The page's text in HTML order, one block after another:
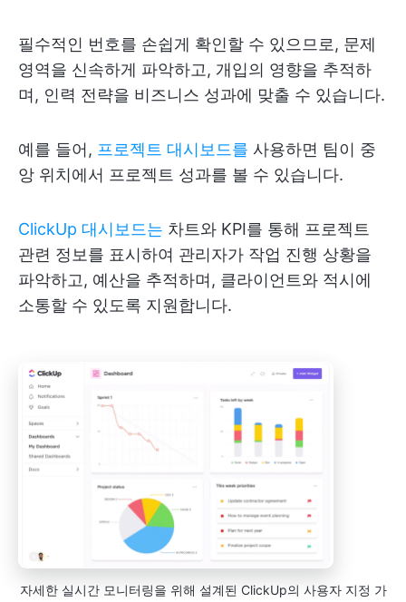
필수적인 번호를 손쉽게 확인할 수 있으므로, 문제
영역을 신속하게 파악하고, 개입의 영향을 추적하
며, 인력 전략을 비즈니스 성과에 맞출 수 있습니다.
예를 들어, 프로젝트 대시보드를 사용하면 팀이 중
앙 위치에서 프로젝트 성과를 볼 수 있습니다.
ClickUp 대시보드는 차트와 KPI를 통해 프로젝트
관련 정보를 표시하여 관리자가 작업 진행 상황을
파악하고, 예산을 추적하며, 클라이언트와 적시에
소통할 수 있도록 지원합니다.
자세한 실시간 모니터링을 위해 설계된 ClickUp의 사용자 지정 가